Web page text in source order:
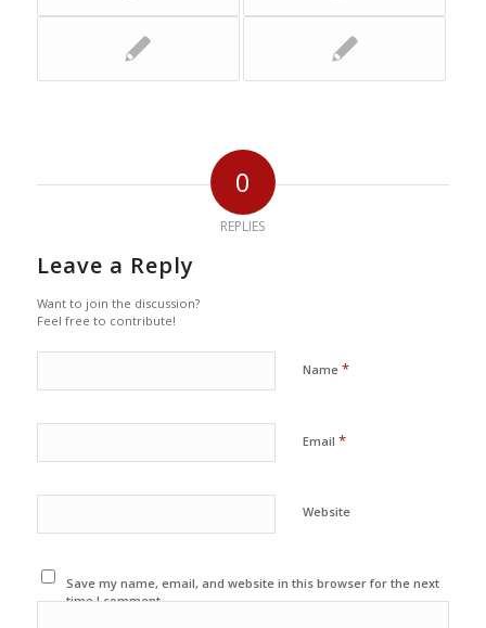
0
REPLIES
Leave a Reply
Want to join the discussion?
Feel free to contribute!
Name *
Email *
Website
Save my name, email, and website in this browser for the next
time I comment.